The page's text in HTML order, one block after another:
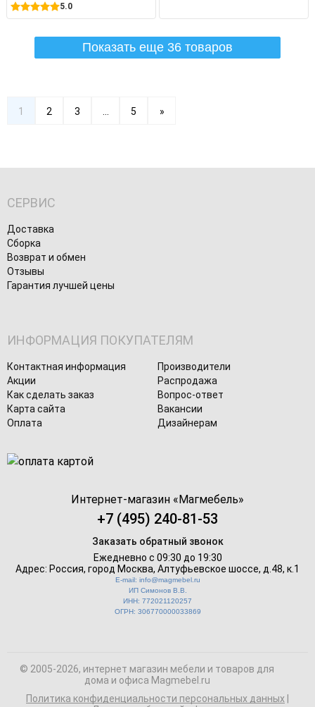
5.0
Показать еще 36 товаров
1 2 3 5 »
СЕРВИС
Доставка
Сборка
Возврат и обмен
Отзывы
Гарантия лучшей цены
ИНФОРМАЦИЯ ПОКУПАТЕЛЯМ
Контактная информация
Производители
Акции
Распродажа
Как сделать заказ
Вопрос-ответ
Карта сайта
Вакансии
Оплата
Дизайнерам
Интернет-магазин « Магмебель»
+7 (495) 240-81-53
Заказать обратный звонок
Ежедневно с 09:30 до 19:30
Адрес: Россия, город Москва, Алтуфьевское шоссе, д.48, к.1
E-mail: info@magmebel.ru
ИП Симонов В.В.
ИНН: 772021120257
ОГРН: 306770000033869
© 2005-2026, интернет магазин мебели и товаров для
дома и офиса Magmebel.ru
Политика конфиденциальности персональных данных